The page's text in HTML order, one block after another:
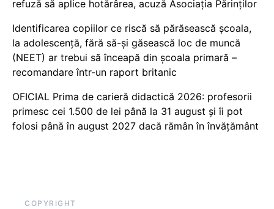
refuză să aplice hotărârea, acuză Asociația Părinților
Identificarea copiilor ce riscă să părăsească școala,
la adolescență, fără să-și găsească loc de muncă
(NEET) ar trebui să înceapă din școala primară –
recomandare într-un raport britanic
OFICIAL Prima de carieră didactică 2026: profesorii
primesc cei 1.500 de lei până la 31 august și îi pot
folosi până în august 2027 dacă rămân în învățământ
COPYRIGHT